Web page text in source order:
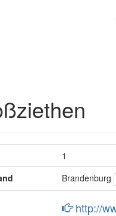
1
Brandenburg
http://